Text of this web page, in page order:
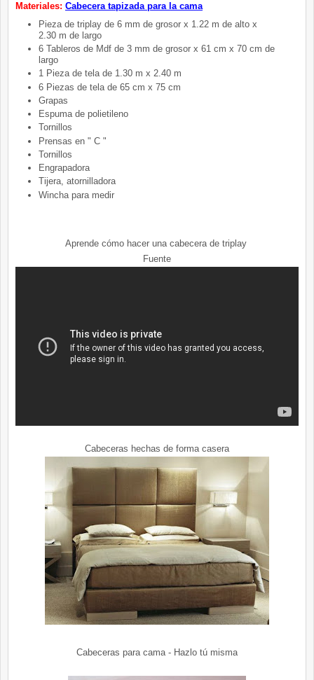
Materiales: Cabecera tapizada para la cama
Pieza de triplay de 6 mm de grosor x 1.22 m de alto x
2.30 m de largo
6 Tableros de Mdf de 3 mm de grosor x 61 cm x 70 cm de
largo
1 Pieza de tela de 1.30 m x 2.40 m
6 Piezas de tela de 65 cm x 75 cm
Grapas
Espuma de polietileno
Tornillos
Prensas en " C "
Tornillos
Engrapadora
Tijera, atornilladora
Wincha para medir
Aprende cómo hacer una cabecera de triplay
Fuente
Cabeceras hechas de forma casera
Cabeceras para cama - Hazlo tú misma